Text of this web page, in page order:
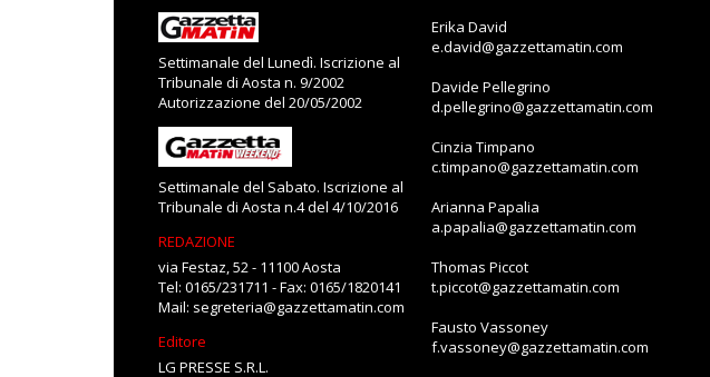
Settimanale del Lunedì. Iscrizione al
Tribunale di Aosta n. 9/2002
Autorizzazione del 20/05/2002
Settimanale del Sabato. Iscrizione al
Tribunale di Aosta n.4 del 4/10/2016
REDAZIONE
via Festaz, 52 - 11100 Aosta
Tel: 0165/231711 - Fax: 0165/1820141
Mail: segreteria@gazzettamatin.com
Editore
LG PRESSE S.R.L.
Erika David
e.david@gazzettamatin.com
Davide Pellegrino
d.pellegrino@gazzettamatin.com
Cinzia Timpano
c.timpano@gazzettamatin.com
Arianna Papalia
a.papalia@gazzettamatin.com
Thomas Piccot
t.piccot@gazzettamatin.com
Fausto Vassoney
f.vassoney@gazzettamatin.com